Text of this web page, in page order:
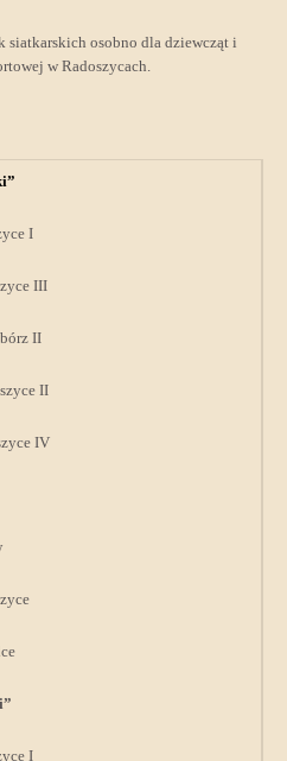
siatkarskich osobno dla dziewcząt i
w Radoszycach.
I
III
II
II
IV
I